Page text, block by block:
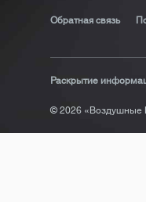
Обратная связь
Раскрытие
© 2026 «Воздушные